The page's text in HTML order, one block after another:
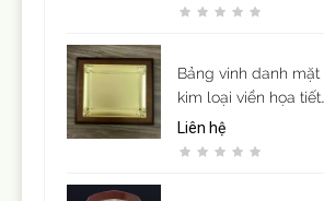
Bảng vinh danh mặt
kim loại viền họa tiết
mẫu 9
Liên hệ